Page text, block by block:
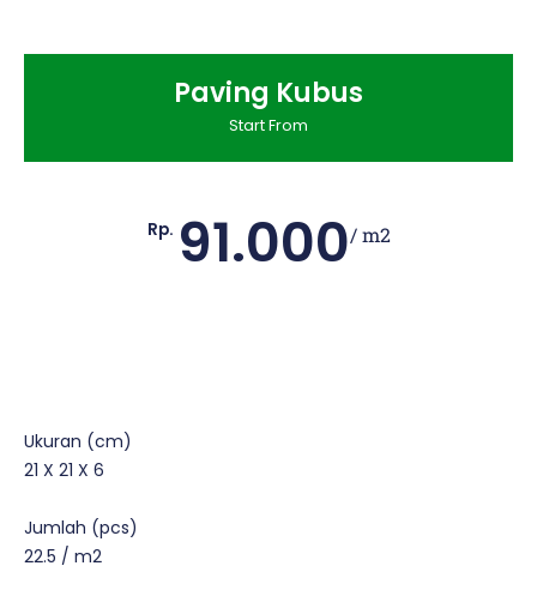
Paving Kubus
Start From
Rp. 91.000/ m2
Ukuran (cm)
21 X 21 X 6
Jumlah (pcs)
22.5 / m2